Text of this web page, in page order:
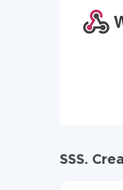
SSS.